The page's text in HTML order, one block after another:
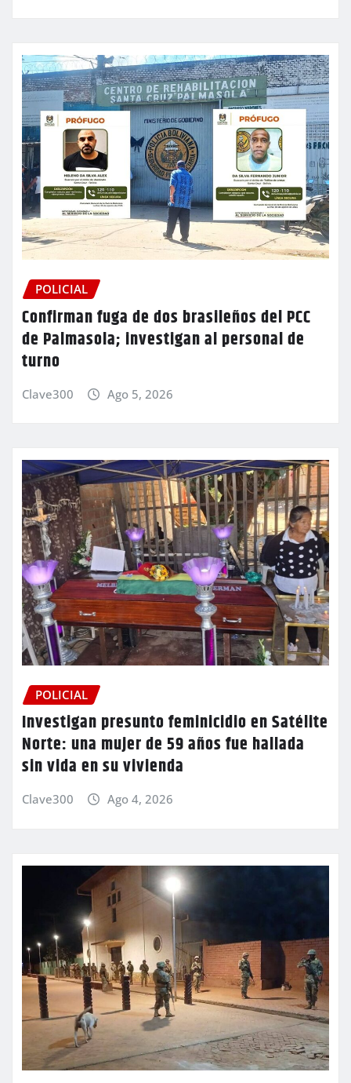
POLICIAL
Confirman fuga de dos brasileños del PCC
de Palmasola; investigan al personal de
turno
Clave300 Ago 5, 2026
POLICIAL
Investigan presunto feminicidio en Satélite
Norte: una mujer de 59 años fue hallada
sin vida en su vivienda
Clave300 Ago 4, 2026